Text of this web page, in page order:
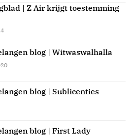
| Z Air krijgt toestemming
blog | Witwaswalhalla
blog | Sublicenties
blog | First Lady